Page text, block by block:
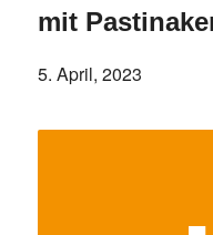
mit
5. April, 2023